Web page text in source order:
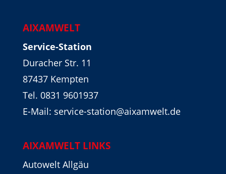
AIXAMWELT
Service-Station
Duracher Str. 11
87437 Kempten
Tel. 0831 9601937
E-Mail: service-station@aixamwelt.de
AIXAMWELT LINKS
Autowelt Allgäu